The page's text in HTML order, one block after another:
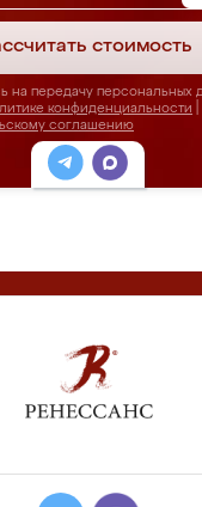
стоимость
на передачу персональных
конфиденциальности
соглашению